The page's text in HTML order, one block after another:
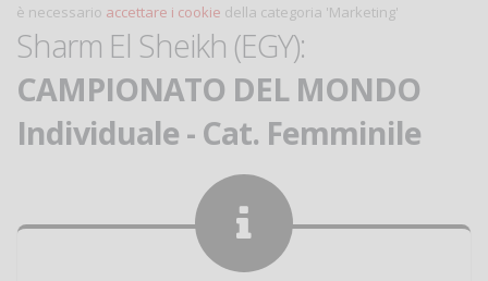
è necessario accettare i cookie della categoria 'Marketing'
Sharm El Sheikh (EGY):
CAMPIONATO DEL MONDO
Individuale - Cat. Femminile